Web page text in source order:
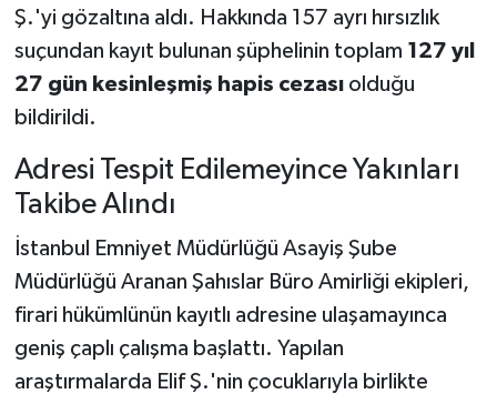
Ş.'yi gözaltına aldı. Hakkında 157 ayrı hırsızlık
suçundan kayıt bulunan şüphelinin toplam 127 yıl
27 gün kesinleşmiş hapis cezasıolduğu
bildirildi.
Adresi Tespit Edilemeyince Yakınları
Takibe Alındı
İstanbul Emniyet Müdürlüğü Asayiş Şube
Müdürlüğü Aranan Şahıslar Büro Amirliği ekipleri,
firari hükümlünün kayıtlı adresine ulaşamayınca
geniş çaplı çalışma başlattı. Yapılan
araştırmalarda Elif Ş.'nin çocuklarıyla birlikte
KAHRAMANMARAŞ